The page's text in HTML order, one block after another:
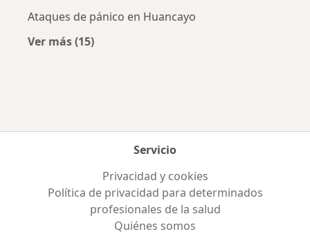
Ataques de pánico en Huancayo
Ver más (15)
Servicio
Privacidad y cookies
Política de privacidad para determinados
profesionales de la salud
Quiénes somos